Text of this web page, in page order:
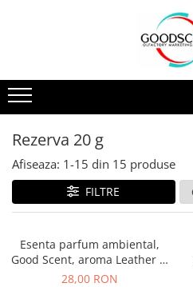
Pachete Promo
Dispozitive de Parfumare
Esente Parfum Ambiental
Rezerve Spray Good Scent
Odorizant cu Pulverizator
Site Pisoar
Dispozitive de Parfumare Ambientală
Auto
Rezidențiale
Comerciale
Industriale (HVAC)
Esente Parfum Ambiental
Mostre
Rezerva 10 g
Rezerva 20 g
Rezerva 100 g
Rezerva 200 g
Rezerva 500 g
Rezerva 20 g
Afiseaza: 1-15 din 15 produse
FILTRE
Esenta parfum ambiental,
Good Scent, aroma Leather &
Black Oudh, 20 g
28,00 RON